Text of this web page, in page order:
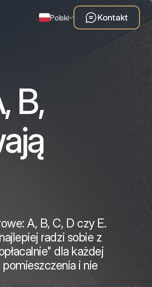
Polski Kontakt
B,
A, B, C, D czy E.
radzi sobie z
dla każdej
i nie